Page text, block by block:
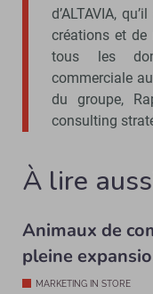
d’ALTAVIA,
créations et de
tous les
commerciale
du groupe,
consulting
À lire
Animaux de
pleine
MARKETING IN STORE